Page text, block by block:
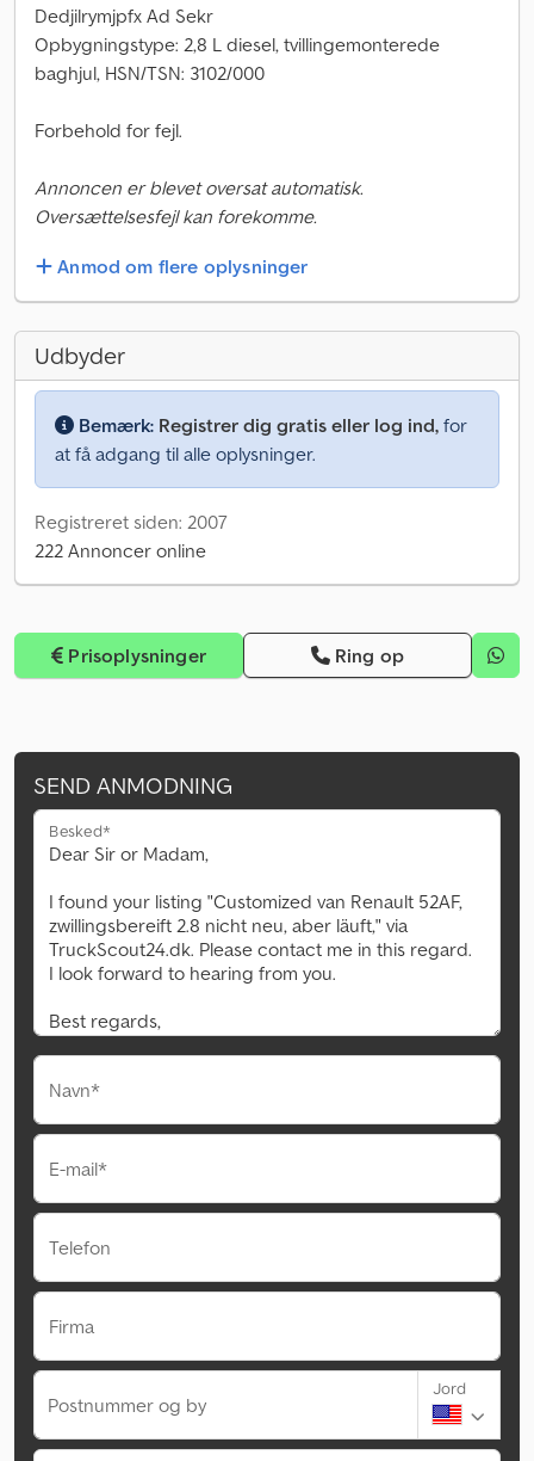
Dedjilrymjpfx Ad Sekr
Opbygningstype: 2,8 L diesel, tvillingemonterede
baghjul, HSN/TSN: 3102/000
Forbehold for fejl.
Annoncen er blevet oversat automatisk.
Oversættelsesfejl kan forekomme.
Anmod om flere oplysninger
Udbyder
Bemærk: Registrer dig gratis eller log ind, for
at få adgang til alle oplysninger.
Registreret siden: 2007
222 Annoncer online
Prisoplysninger Ring op
SEND ANMODNING
Besked*
Navn*
E-mail*
Telefon
Firma
Postnummer og by
Jord